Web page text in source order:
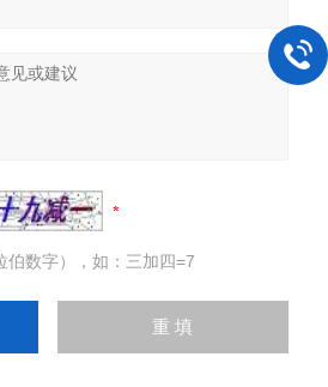
伯数字），如：三加四=7